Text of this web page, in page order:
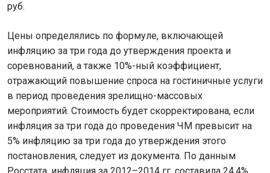
руб.
Цены определялись по формуле, включающей
инфляцию за три года до утверждения проекта и
соревнований, а также 10%-ный коэффициент,
отражающий повышение спроса на гостиничные услуги
в период проведения зрелищно-массовых
мероприятий. Стоимость будет скорректирована, если
инфляция за три года до проведения ЧМ превысит на
5% инфляцию за три года до утверждения этого
постановления, следует из документа. По данным